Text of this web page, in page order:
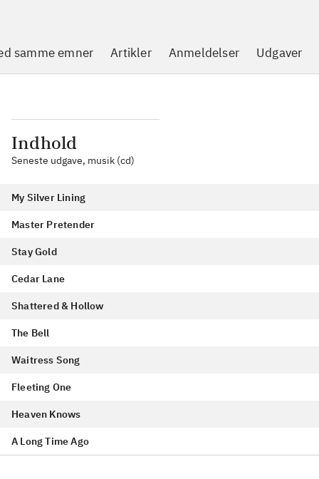
samme emner Artikler Anmeldelser Udgaver
Indhold
Seneste udgave, musik (cd)
My Silver Lining
Master Pretender
Stay Gold
Cedar Lane
Shattered & Hollow
The Bell
Waitress Song
Fleeting One
Heaven Knows
A Long Time Ago